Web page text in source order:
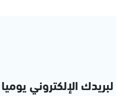
الإلكتروني يوميا